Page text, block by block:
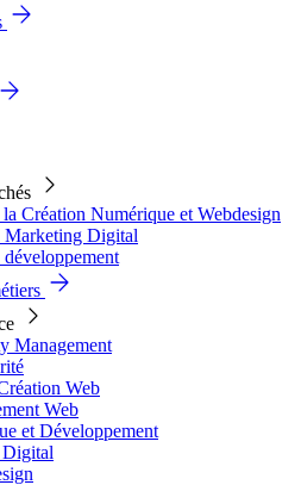
Création Numérique et Webdesign
Marketing Digital
Management
Web
Web
et Développement